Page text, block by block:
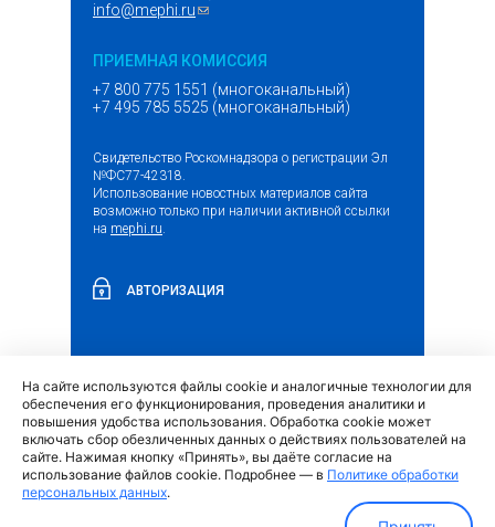
info@mephi.ru(ссылка для отправки email)
ПРИЕМНАЯ КОМИССИЯ
+7 800 775 1551 (многоканальный)
+7 495 785 5525 (многоканальный)
Свидетельство Роскомнадзора о регистрации Эл
№ФС77-42318.
Использование новостных материалов сайта
возможно только при наличии активной ссылки
на mephi.ru
АВТОРИЗАЦИЯ
Обращение граждан и организаций (внешняя
ссылка)
Политика обработки персональных данных
На сайте используются файлы cookie и аналогичные технологии для
обеспечения его функционирования, проведения аналитики и
повышения удобства использования. Обработка cookie может
включать сбор обезличенных данных о действиях пользователей на
сайте. Нажимая кнопку «Принять», вы даёте согласие на
использование файлов cookie. Подробнее — в Политике обработки
персональных данных.